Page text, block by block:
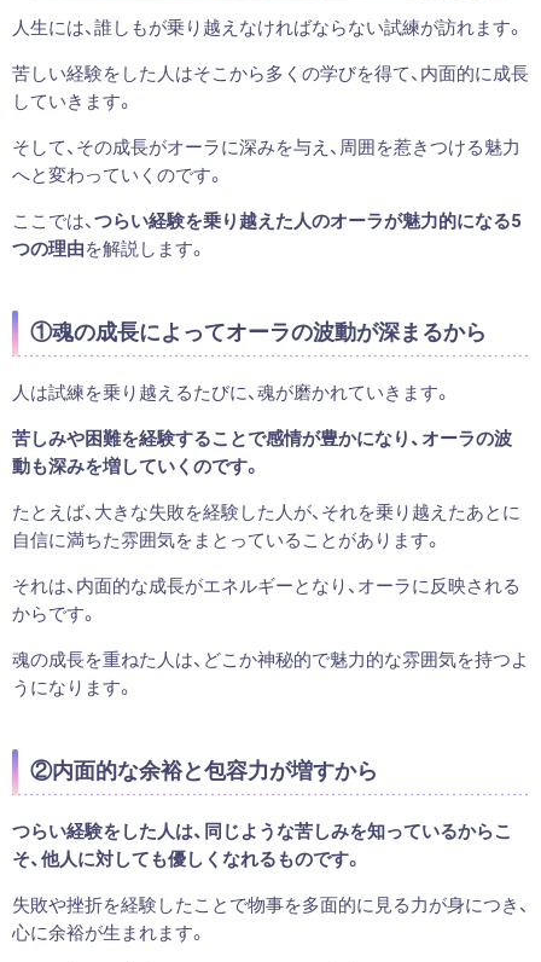
人生には、誰しもが乗り越えなければならない試練が訪れます。
苦しい経験をした人はそこから多くの学びを得て、内面的に成長
していきます。
そして、その成長がオーラに深みを与え、周囲を惹きつける魅力
へと変わっていくのです。
ここでは、つらい経験を乗り越えた人のオーラが魅力的になる5
つの理由を解説します。
①魂の成長によってオーラの波動が深まるから
人は試練を乗り越えるたびに、魂が磨かれていきます。
苦しみや困難を経験することで感情が豊かになり、オーラの波
動も深みを増していくのです。
たとえば、大きな失敗を経験した人が、それを乗り越えたあとに
自信に満ちた雰囲気をまとっていることがあります。
それは、内面的な成長がエネルギーとなり、オーラに反映される
からです。
魂の成長を重ねた人は、どこか神秘的で魅力的な雰囲気を持つよ
うになります。
②内面的な余裕と包容力が増すから
つらい経験をした人は、同じような苦しみを知っているからこ
そ、他人に対しても優しくなれるものです。
失敗や挫折を経験したことで物事を多面的に見る力が身につき、
心に余裕が生まれます。